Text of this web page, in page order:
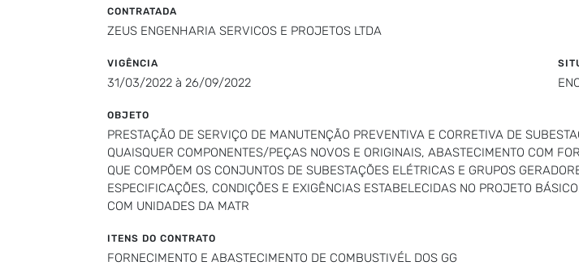
CONTRATADA
ZEUS ENGENHARIA SERVICOS E PROJETOS LTDA
VIGÊNCIA
31/03/2022 à 26/09/2022
OBJETO
PRESTAÇÃO DE SERVIÇO DE MANUTENÇÃO PREVENTIVA E CORRETIVA DE
QUAISQUER COMPONENTES/PEÇAS NOVOS E ORIGINAIS, ABASTECIMENTO COM
QUE COMPÕEM OS CONJUNTOS DE SUBESTAÇÕES ELÉTRICAS E GRUPOS
ESPECIFICAÇÕES, CONDIÇÕES E EXIGÊNCIAS ESTABELECIDAS NO PROJETO
COM UNIDADES DA MATR
ITENS DO CONTRATO
FORNECIMENTO E ABASTECIMENTO DE COMBUSTIVÉL DOS GG